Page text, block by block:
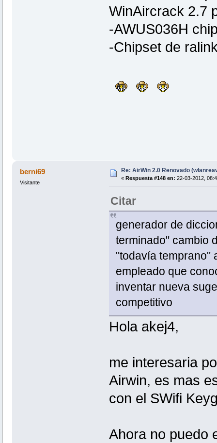
WinAircrack 2.7
-AWUS036H
-Chipset de
berni69
Visitante
Re: AirWin 2.0 Renovado
« Respuesta #148 en: 22-03-2012,
Citar
generador de
terminado" cambio
"todavía temprano"
empleado que
inventar nueva
competitivo
Hola akej4,
me interesaria
Airwin, es mas
con el SWifi
Ahora no puedo